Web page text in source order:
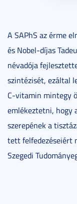
A SAPhS az érme
és Nobel-díjas
névadója
szintézisét, ezáltal
C-vitamin mintegy
emlékeztetni, hogy
szerepének a
tett felfedezéseiért
Szegedi